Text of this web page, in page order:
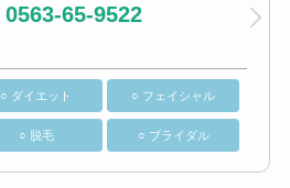
0563-65-9522
○ ダイエット ○ フェイシャル
○ 脱毛 ○ ブライダル